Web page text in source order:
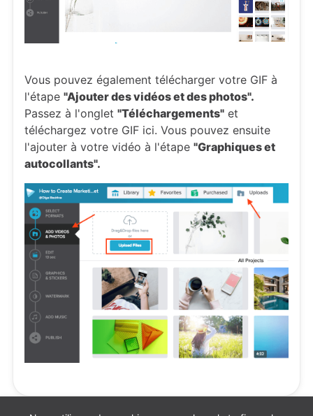
Vous pouvez également télécharger votre GIF à
l'étape "Ajouter des vidéos et des photos".
Passez à l'onglet "Téléchargements" et
téléchargez votre GIF ici. Vous pouvez ensuite
l'ajouter à votre vidéo à l'étape "Graphiques et
autocollants".